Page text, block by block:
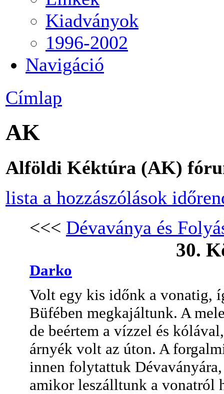
Kiadványok
1996-2002
Navigáció
Címlap
AK
Alföldi Kéktúra (AK)
lista a hozzászólások
<<< Dévaványa és
30.
Darko
Volt egy kis időnk a vonatig,
Büfében megkajáltunk. A
de beértem a vízzel és
árnyék volt az úton. A
innen folytattuk
amikor leszálltunk a vonatról